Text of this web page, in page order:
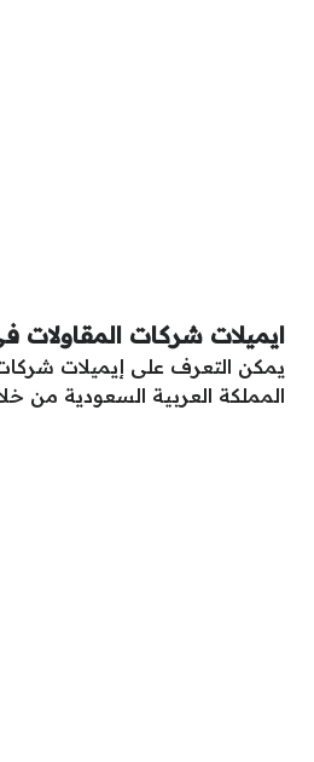
ايميلات شركات المقاولات في
يمكن التعرف على إيميلات
المملكة العربية السعودية من